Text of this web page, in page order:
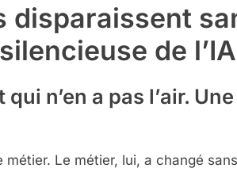
disparaissent
de l’IA
n’en a pas l’air.
métier. Le métier, lui, a changé